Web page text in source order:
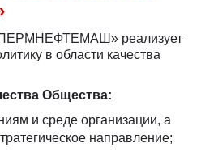
реализует
в области качества
Общества:
и среде организации, а
направление;